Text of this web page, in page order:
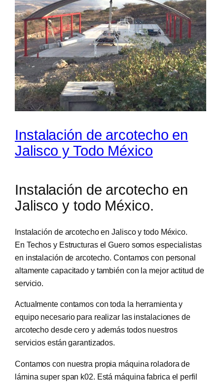
Instalación de arcotecho en
Jalisco y Todo México
Instalación de arcotecho en
Jalisco y todo México.
Instalación de arcotecho en Jalisco y todo México.
En Techos y Estructuras el Guero somos especialistas
en instalación de arcotecho. Contamos con personal
altamente capacitado y también con la mejor actitud de
servicio.
Actualmente contamos con toda la herramienta y
equipo necesario para realizar las instalaciones de
arcotecho desde cero y además todos nuestros
servicios están garantizados.
Contamos con nuestra propia máquina roladora de
lámina super span k02. Está máquina fabrica el perfil